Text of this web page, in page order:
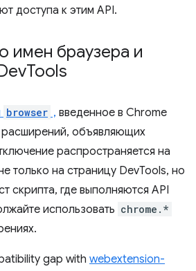
доступа к этим API.
имен браузера и
Tools
browser , введенное в Chrome
расширений, объявляющих
распространяется на
только на страницу DevTools, но
скрипта, где выполняются API
использовать chrome.*
gap with webextension-